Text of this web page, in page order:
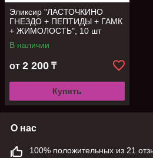
Эликсир "ЛАСТОЧКИНО
ГНЕЗДО + ПЕПТИДЫ + ГАМК
+ ЖИМОЛОСТЬ", 10 шт
В наличии
от 2 200 ₸
Купить
О нас
100% положительных из 21